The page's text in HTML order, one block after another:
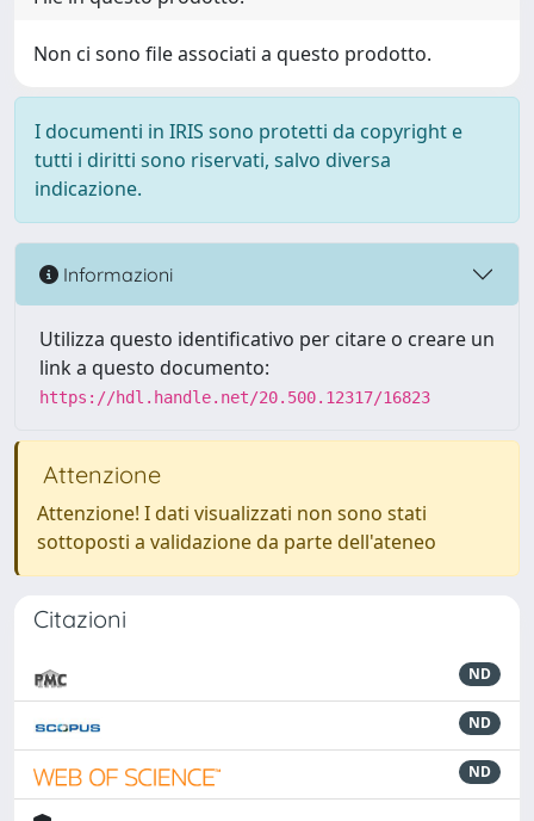
Non ci sono file associati a questo prodotto.
I documenti in IRIS sono protetti da copyright e
tutti i diritti sono riservati, salvo diversa
indicazione.
Informazioni
Utilizza questo identificativo per citare o creare un
link a questo documento:
https://hdl.handle.net/20.500.12317/16823
Attenzione
Attenzione! I dati visualizzati non sono stati
sottoposti a validazione da parte dell'ateneo
Citazioni
ND
ND
ND